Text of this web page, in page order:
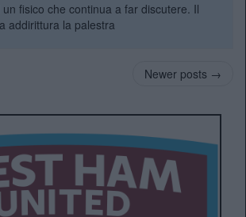
fisico che continua a far discutere. Il
addirittura la palestra
Newer posts →